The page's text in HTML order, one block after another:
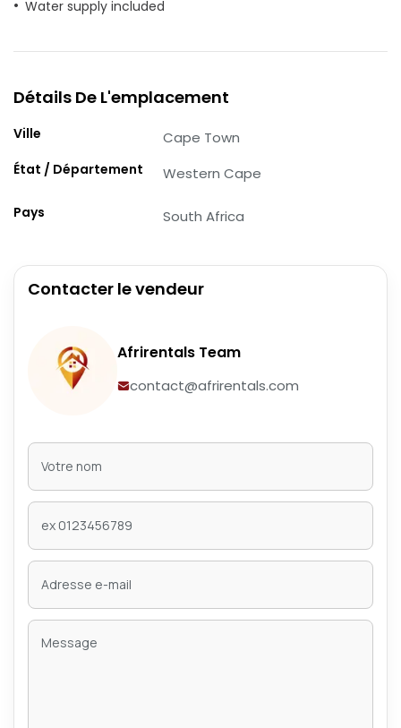
Water supply included
Détails De L'emplacement
Ville Cape Town
État / Département Western Cape
Pays South Africa
Contacter le vendeur
Afrirentals Team
contact@afrirentals.com